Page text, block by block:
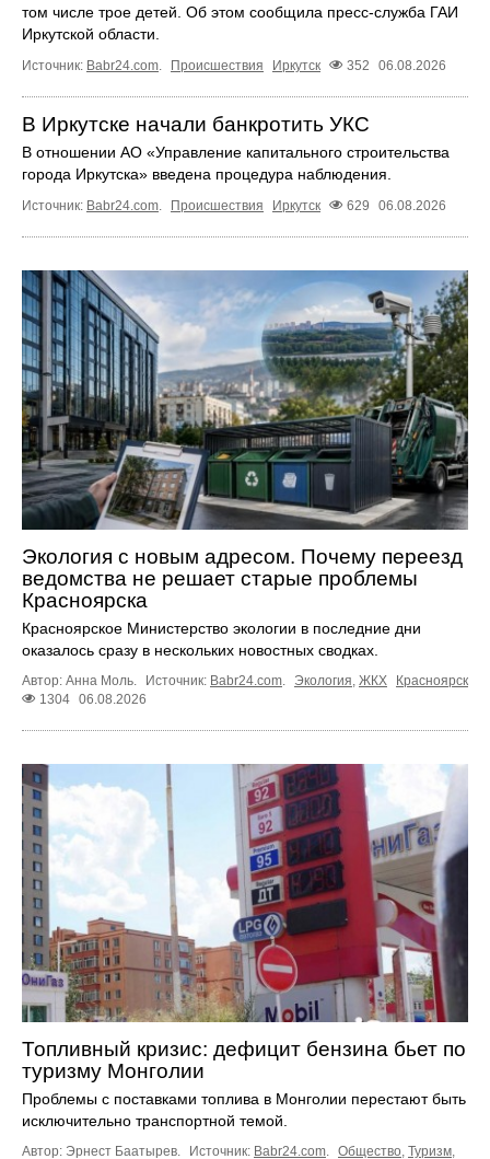
том числе трое детей. Об этом сообщила пресс‑служба ГАИ
Иркутской области.
Источник: Babr24.com. Происшествия Иркутск 352 06.08.2026
В Иркутске начали банкротить УКС
В отношении АО «Управление капитального строительства
города Иркутска» введена процедура наблюдения.
Источник: Babr24.com. Происшествия Иркутск 629 06.08.2026
Экология с новым адресом. Почему переезд
ведомства не решает старые проблемы
Красноярска
Красноярское Министерство экологии в последние дни
оказалось сразу в нескольких новостных сводках.
Автор: Анна Моль. Источник: Babr24.com Экология ЖКХ
Красноярск
1304 06.08.2026
Топливный кризис: дефицит бензина бьет по
туризму Монголии
Проблемы с поставками топлива в Монголии перестают быть
исключительно транспортной темой.
Автор: Эрнест Баатырев. Источник: Babr24.com. Общество, Туризм,